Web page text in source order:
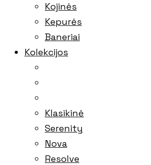
Kojinės
Kepurės
Baneriai
Kolekcijos
Klasikinė
Serenity
Nova
Resolve